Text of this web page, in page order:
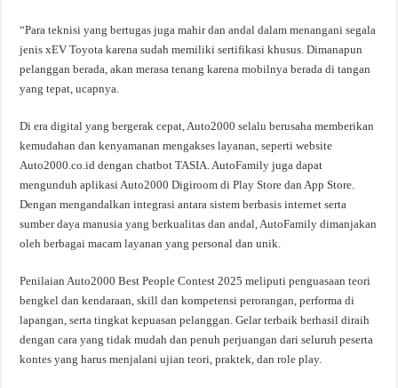
“Para teknisi yang bertugas juga mahir dan andal dalam menangani segala
jenis xEV Toyota karena sudah memiliki sertifikasi khusus. Dimanapun
pelanggan berada, akan merasa tenang karena mobilnya berada di tangan
yang tepat, ucapnya.
Di era digital yang bergerak cepat, Auto2000 selalu berusaha memberikan
kemudahan dan kenyamanan mengakses layanan, seperti website
Auto2000.co.id dengan chatbot TASIA. AutoFamily juga dapat
mengunduh aplikasi Auto2000 Digiroom di Play Store dan App Store.
Dengan mengandalkan integrasi antara sistem berbasis internet serta
sumber daya manusia yang berkualitas dan andal, AutoFamily dimanjakan
oleh berbagai macam layanan yang personal dan unik.
Penilaian Auto2000 Best People Contest 2025 meliputi penguasaan teori
bengkel dan kendaraan, skill dan kompetensi perorangan, performa di
lapangan, serta tingkat kepuasan pelanggan. Gelar terbaik berhasil diraih
dengan cara yang tidak mudah dan penuh perjuangan dari seluruh peserta
kontes yang harus menjalani ujian teori, praktek, dan role play.